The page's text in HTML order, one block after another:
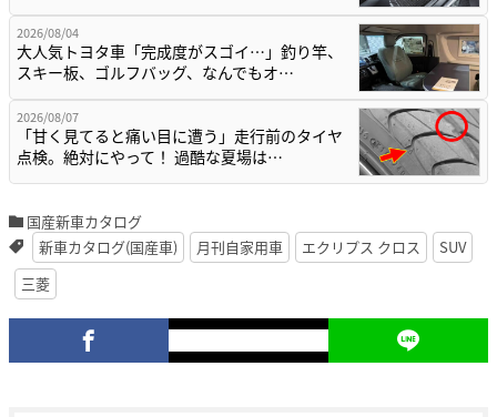
2026/08/04
大人気トヨタ車「完成度がスゴイ…」釣り竿、
スキー板、ゴルフバッグ、なんでもオ…
2026/08/07
「甘く見てると痛い目に遭う」走行前のタイヤ
点検。絶対にやって！ 過酷な夏場は…
国産新車カタログ
新車カタログ(国産車)
月刊自家用車 エクリプス クロス
SUV
三菱